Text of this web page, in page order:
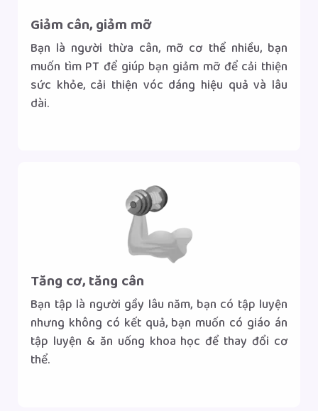
Giảm cân, giảm mỡ
Bạn là người thừa cân, mỡ cơ thể nhiều, bạn
muốn tìm PT để giúp bạn giảm mỡ để cải thiện
sức khỏe, cải thiện vóc dáng hiệu quả và lâu
dài.
Tăng cơ, tăng cân
Bạn tập là người gầy lâu năm, bạn có tập luyện
nhưng không có kết quả, bạn muốn có giáo án
tập luyện & ăn uống khoa học để thay đổi cơ
thể.